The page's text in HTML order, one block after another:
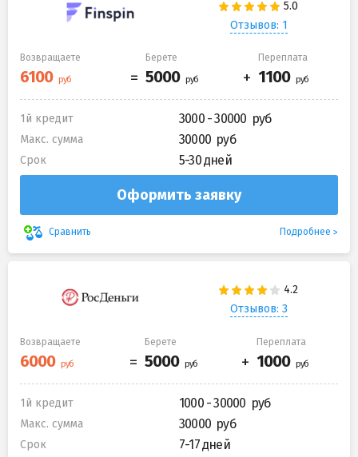
Отзывов: 1
Возвращаете Берете Переплата
1й кредит 3000 - 30000
Макс. сумма 30000
Срок 5-30 дней
Оформить заявку
Сравнить Подробнее
Отзывов: 3
Возвращаете Берете Переплата
1й кредит 1000 - 30000
Макс. сумма 30000
Срок 7-17 дней